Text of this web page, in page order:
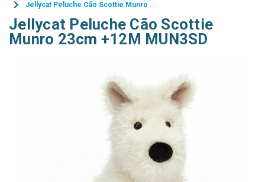
Jellycat Peluche Cão Scottie Munro 23cm +12M MUN3SD
Jellycat Peluche Cão Scottie
Munro 23cm +12M MUN3SD